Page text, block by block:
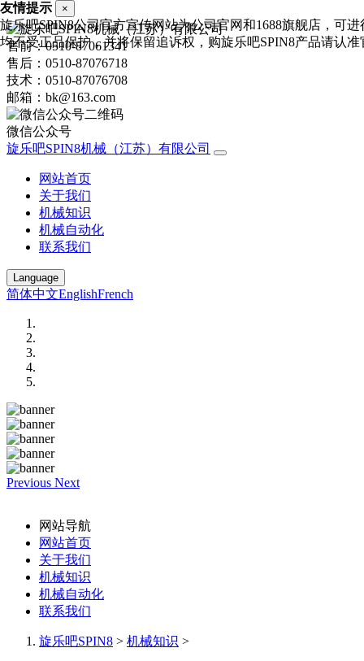
售前：0510-87061341
售后：0510-87076718
技术：0510-87076708
邮箱：bk@163.com
微信公众号
旋乐吧SPIN8机械（江苏）有限公司
网站首页
关于我们
机械知识
机械自动化
联系我们
Language
简体中文EnglishFrench
Previous Next
网站导航
网站首页
关于我们
机械知识
机械自动化
联系我们
旋乐吧SPIN8 > 机械知识 >
友情提示 ×
旋乐吧SPIN8公司官方宣传网站为公司官网和1688旗舰店，可
均不受正品保护，并将保留追诉权，购旋乐吧SPIN8产品请认准